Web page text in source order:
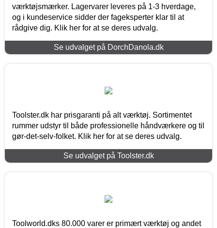
værktøjsmærker. Lagervarer leveres på 1-3 hverdage,
og i kundeservice sidder der fageksperter klar til at
rådgive dig. Klik her for at se deres udvalg.
Se udvalget på DorchDanola.dk
Toolster.dk har prisgaranti på alt værktøj. Sortimentet
rummer udstyr til både professionelle håndværkere og til
gør-det-selv-folket. Klik her for at se deres udvalg.
Se udvalget på Toolster.dk
Toolworld.dks 80.000 varer er primært værktøj og andet